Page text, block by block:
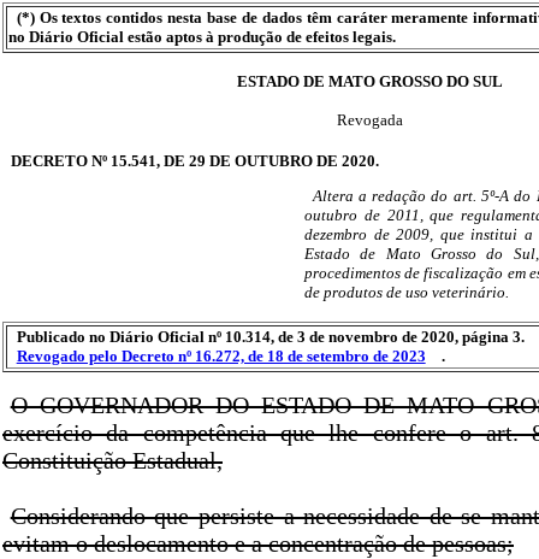
(*) Os textos contidos nesta base de dados têm caráter meramente
no Diário Oficial estão aptos à produção de efeitos legais.
ESTADO DE MATO GROSSO DO SUL
Revogada
DECRETO Nº 15.541, DE 29 DE OUTUBRO DE 2020.
Altera a redação do art. 5º-A do
outubro de 2011, que
dezembro de 2009, que institui
Estado de Mato Grosso do
procedimentos de fiscalização em
de produtos de uso veterinário.
Publicado no Diário Oficial nº 10.314, de 3 de novembro de 2020, página 3.
Revogado pelo Decreto nº 16.272, de 18 de setembro de 2023
.
O GOVERNADOR DO ESTADO DE MATO
exercício da competência que lhe confere o
Constituição Estadual,
Considerando que persiste a necessidade de se
evitam o deslocamento e a concentração de pessoas;